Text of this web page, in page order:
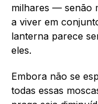
milhares — senão
a viver em
lanterna parece
eles.
Embora não se
todas essas